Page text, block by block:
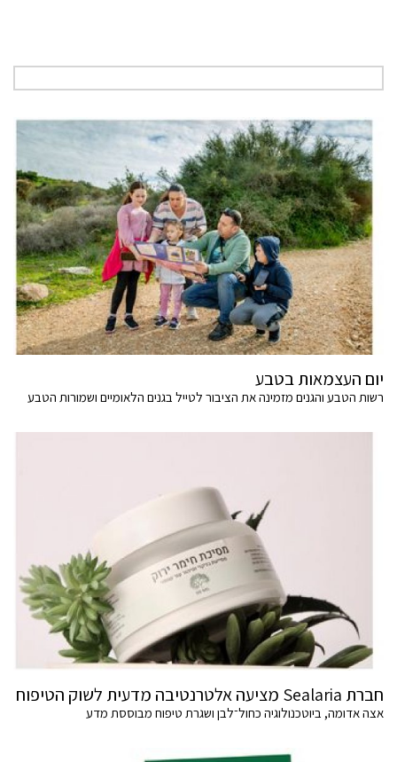
יום העצמאות בטבע
רשות הטבע והגנים מזמינה את הציבור לטייל בגנים הלאומיים ושמורות הטבע
חברת Sealaria מציעה אלטרנטיבה מדעית לשוק הטיפוח
אצה אדומה, ביוטכנולוגיה כחול־לבן ושגרת טיפוח מבוססת מדע